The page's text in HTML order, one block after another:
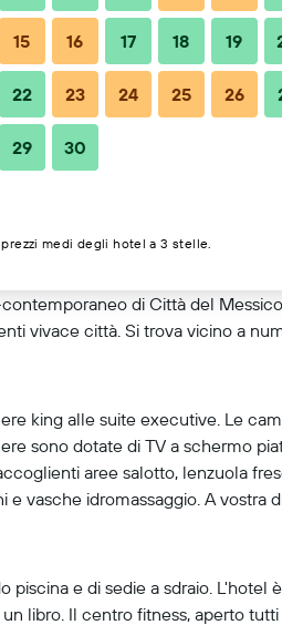
frequenti Soggiorni nelle
di Città del
vivace città. Si trova vicino a
king alle suite executive. Le
sono dotate di TV a schermo
aree salotto, lenzuola
vasche idromassaggio. A vostra
piscina e di sedie a sdraio. L'hotel
libro. Il centro fitness, aperto
15 16 17 18 19
22 23 24 25 26
29 30
medi degli hotel a 3 stelle.